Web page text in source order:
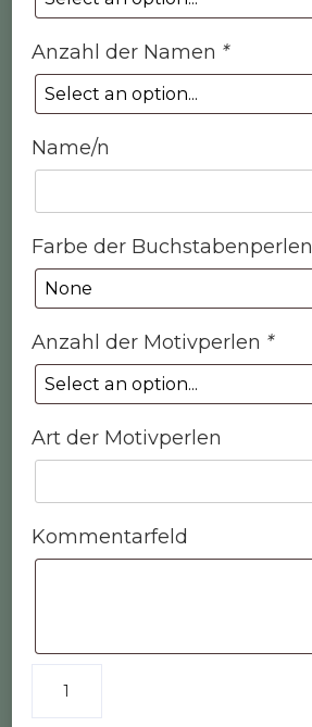
Anzahl der Namen *
Name/n
Farbe der Buchstabenperlen
Anzahl der Motivperlen *
Art der Motivperlen
Kommentarfeld